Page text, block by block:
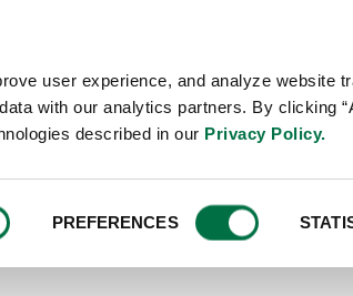
user experience, and analyze website
with our analytics partners. By clicking
described in our Privacy Policy.
PREFERENCES